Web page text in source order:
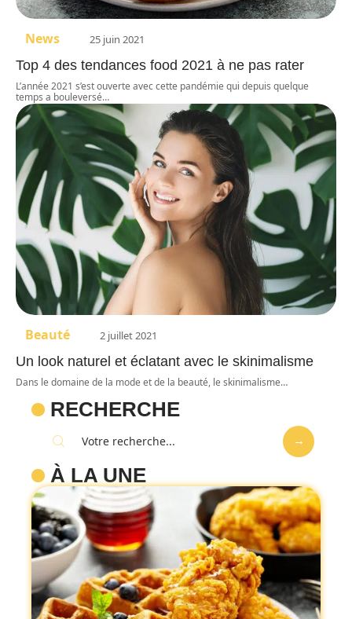
News 25 juin 2021
Top 4 des tendances food 2021 à ne pas rater
L’année 2021 s’est ouverte avec cette pandémie qui depuis quelque
temps a bouleversé…
Beauté 2 juillet 2021
Un look naturel et éclatant avec le skinimalisme
Dans le domaine de la mode et de la beauté, le skinimalisme…
RECHERCHE
À LA UNE